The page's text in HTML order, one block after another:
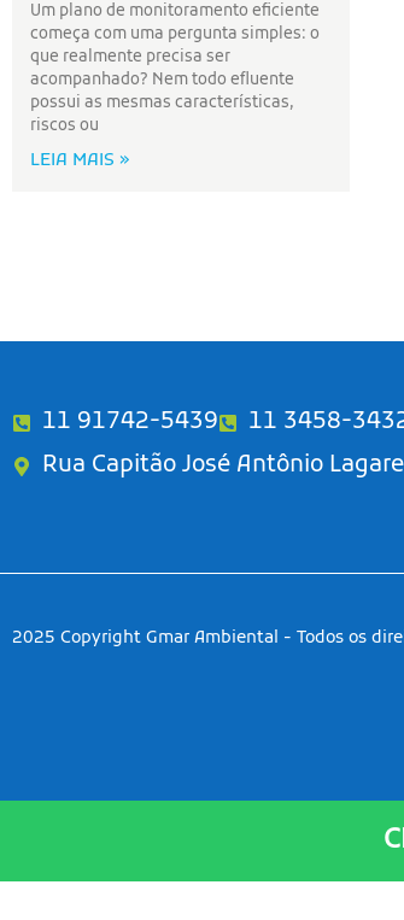
Um plano de monitoramento eficiente
começa com uma pergunta simples: o
que realmente precisa ser
acompanhado? Nem todo efluente
possui as mesmas características,
riscos ou
LEIA MAIS »
11 91742-5439 11 3458-
Rua Capitão José Antônio
2025 Copyright Gmar Ambiental - Todos os